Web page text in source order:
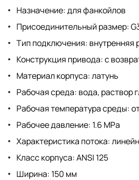
Назначение: для фанкойлов
Присоединительный размер:
Тип подключения: внутренняя
Конструкция привода: с
Материал корпуса: латунь
Рабочая среда: вода, раствор
Рабочая температура среды:
Рабочее давление: 1.6 MPa
Характеристика потока:
Класс корпуса: ANSI 125
Ширина: 150 мм